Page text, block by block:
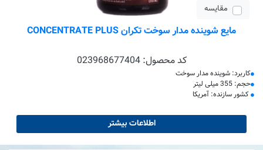
مقایسه
مایع شوینده مدار سوخت تکران CONCENTRATE PLUS
کد محصول:023968677404
کاربرد: شوینده مدار سوخت
حجم: 355 میلی لیتر
کشور سازنده: آمریکا
اطلاعات بیشتر